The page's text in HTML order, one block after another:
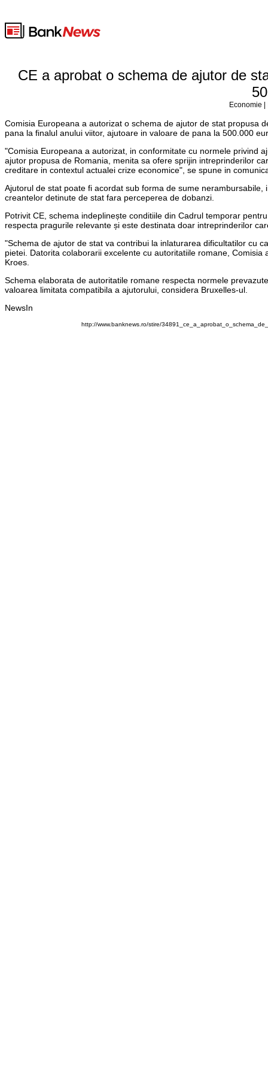
CE a aprobat o schema de ajutor de
Economie
Comisia Europeana a autorizat o schema de ajutor de stat propusa
pana la finalul anului viitor, ajutoare in valoare de pana la 500.000
"Comisia Europeana a autorizat, in conformitate cu normele privind
ajutor propusa de Romania, menita sa ofere sprijin intreprinderilor
creditare in contextul actualei crize economice", se spune in
Ajutorul de stat poate fi acordat sub forma de sume
creantelor detinute de stat fara perceperea de dobanzi.
Potrivit CE, schema indeplinește conditiile din Cadrul temporar
respecta pragurile relevante și este destinata doar intreprinderilor
"Schema de ajutor de stat va contribui la inlaturarea dificultatilor cu
pietei. Datorita colaborarii excelente cu autoritatiile romane,
Kroes.
Schema elaborata de autoritatile romane respecta normele
valoarea limitata compatibila a ajutorului, considera Bruxelles-ul.
NewsIn
http://www.banknews.ro/stire/